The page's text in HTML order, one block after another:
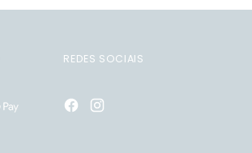
REDES SOCIAIS